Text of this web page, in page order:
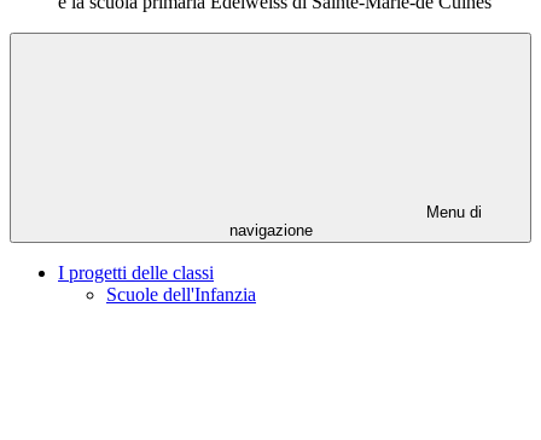
Menu di
navigazione
I progetti delle classi
Scuole dell'Infanzia